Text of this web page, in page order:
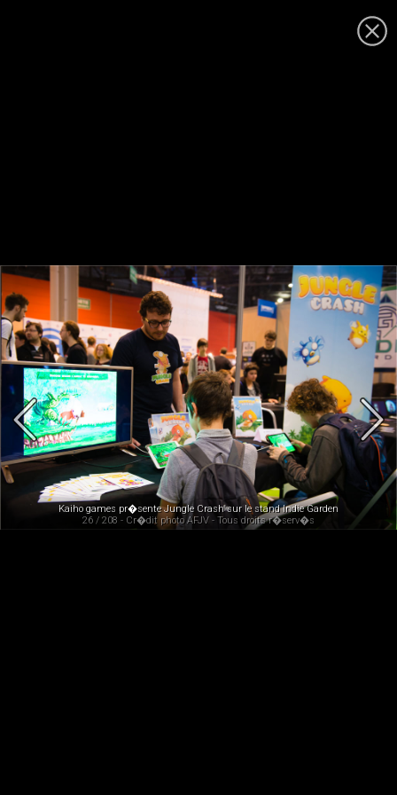
Kaiho games pr�sente Jungle Crash sur le stand Indie Garden
26 / 208 - Cr�dit photo AFJV - Tous droits r�serv�s